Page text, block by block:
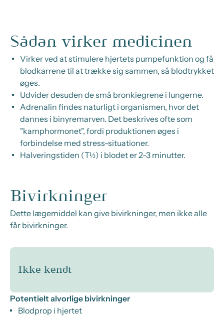
Sådan virker medicinen
Virker ved at stimulere hjertets pumpefunktion og få
blodkarrene til at trække sig sammen, så blodtrykket
øges.
Udvider desuden de små bronkiegrene i lungerne.
Adrenalin findes naturligt i organismen, hvor det
dannes i binyremarven. Det beskrives ofte som
"kamphormonet", fordi produktionen øges i
forbindelse med stress-situationer.
Halveringstiden (T½) i blodet er 2-3 minutter.
Bivirkninger
Dette lægemiddel kan give bivirkninger, men ikke alle
får bivirkninger.
Ikke kendt
Potentielt alvorlige bivirkninger
Blodprop i hjertet